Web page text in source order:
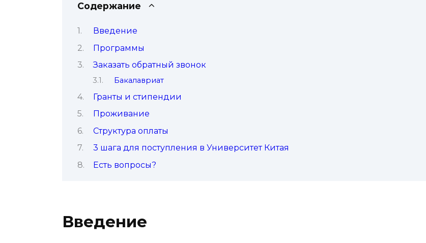
Содержание
Введение
Программы
Заказать обратный звонок
Бакалавриат
Гранты и стипендии
Проживание
Структура оплаты
3 шага для поступления в Университет Китая
Есть вопросы?
Введение